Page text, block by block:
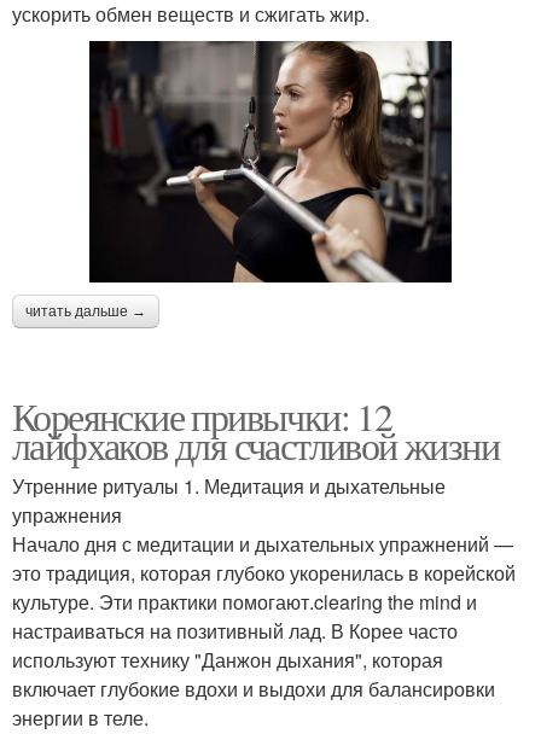
ускорить обмен веществ и сжигать жир.
читать дальше →
Кореянские привычки: 12
лайфхаков для счастливой жизни
Утренние ритуалы 1. Медитация и дыхательные
упражнения
Начало дня с медитации и дыхательных упражнений —
это традиция, которая глубоко укоренилась в корейской
культуре. Эти практики помогают.clearing the mind и
настраиваться на позитивный лад. В Корее часто
используют технику "Данжон дыхания", которая
включает глубокие вдохи и выдохи для балансировки
энергии в теле.